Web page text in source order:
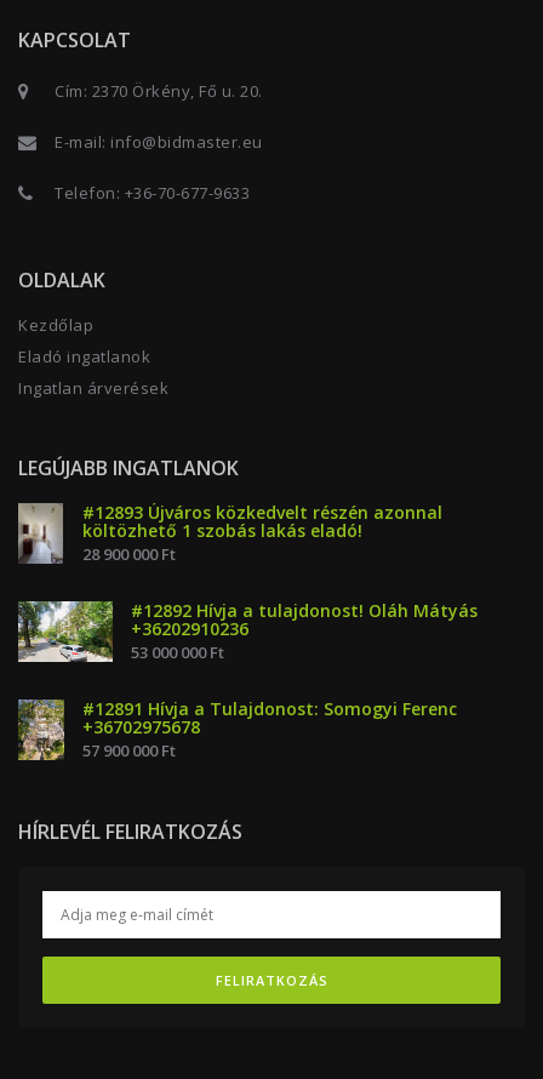
KAPCSOLAT
Cím: 2370 Örkény, Fő u. 20.
E-mail: info@bidmaster.eu
Telefon: +36-70-677-9633
OLDALAK
Kezdőlap
Eladó ingatlanok
Ingatlan árverések
LEGÚJABB INGATLANOK
#12893 Újváros közkedvelt részén azonnal
költözhető 1 szobás lakás eladó!
28 900 000 Ft
#12892 Hívja a tulajdonost! Oláh Mátyás
+36202910236
53 000 000 Ft
#12891 Hívja a Tulajdonost: Somogyi Ferenc
+36702975678
57 900 000 Ft
HÍRLEVÉL FELIRATKOZÁS
FELIRATKOZÁS